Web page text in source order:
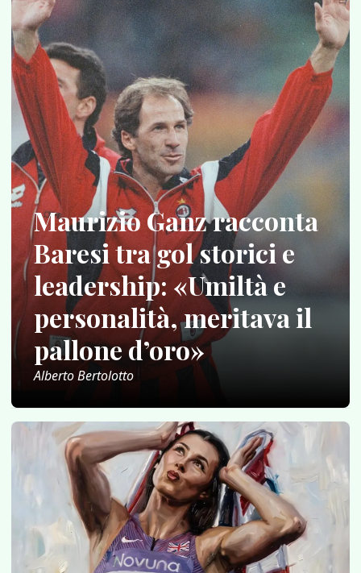
Maurizio Ganz racconta
Baresi tra gol storici e
leadership: «Umiltà e
personalità, meritava il
pallone d’oro»
Alberto Bertolotto